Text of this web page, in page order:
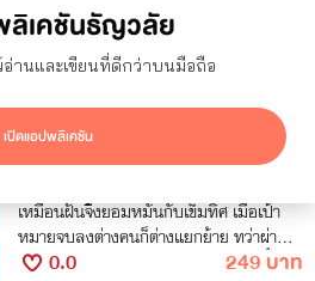
ลิเคชันธัญวลัย
านและเขียนที่ดีกว่าบนมือถือ
เปิดแอปพลิเคชัน
แสดงเฉพาะโปรโมชัน
แค่สามีไม่รัก
อาอิชา
รักดราม่า
เหมือนฝันจึงยอมหมั้นกับเข็มทิศ เมื่อเป้า
หมายจบลงต่างคนก็ต่างแยกย้าย ทว่าผ่าน
ไปสามเดือน เหมือนฝันถึงรู้ว่าอดีตคู่หมั้นได้
0.0 249 บาท